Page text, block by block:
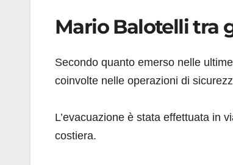
Mario Balotelli tra
Secondo quanto emerso nelle
coinvolte nelle operazioni di
L’evacuazione è stata effettuata in
costiera.